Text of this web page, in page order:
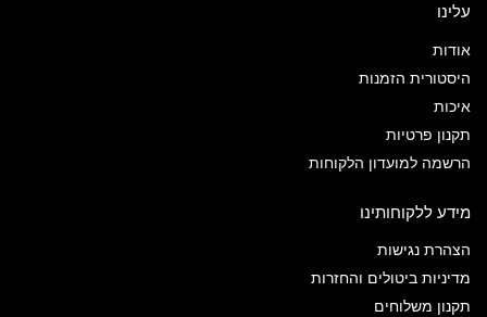
עלינו
אודות
היסטורית הזמנות
איכות
תקנון פרטיות
הרשמה למועדון הלקוחות
מידע ללקוחותינו
הצהרת נגישות
מדיניות ביטולים והחזרות
תקנון משלוחים